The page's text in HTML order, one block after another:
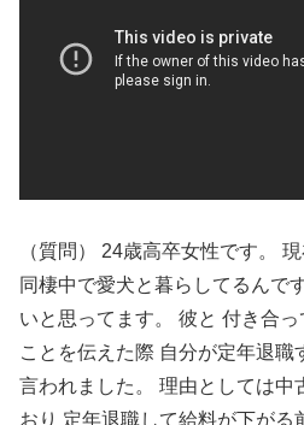
（質問） 24歳高卒女性です。
同棲中で愛犬と暮らしてるんで
いと思ってます。 彼と 付き合
ことを伝えた際 自分が定年退職
言われました。 理由としては中
おり 定年退職して給料が下がる